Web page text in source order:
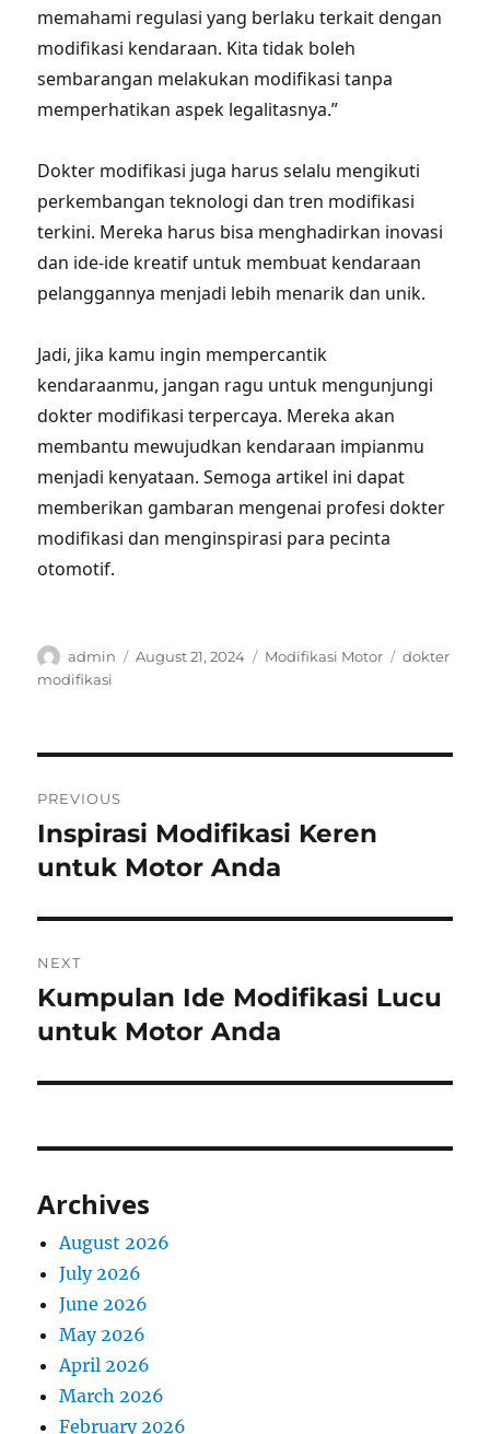
memahami regulasi yang berlaku terkait dengan
modifikasi kendaraan. Kita tidak boleh
sembarangan melakukan modifikasi tanpa
memperhatikan aspek legalitasnya.”
Dokter modifikasi juga harus selalu mengikuti
perkembangan teknologi dan tren modifikasi
terkini. Mereka harus bisa menghadirkan inovasi
dan ide-ide kreatif untuk membuat kendaraan
pelanggannya menjadi lebih menarik dan unik.
Jadi, jika kamu ingin mempercantik
kendaraanmu, jangan ragu untuk mengunjungi
dokter modifikasi terpercaya. Mereka akan
membantu mewujudkan kendaraan impianmu
menjadi kenyataan. Semoga artikel ini dapat
memberikan gambaran mengenai profesi dokter
modifikasi dan menginspirasi para pecinta
otomotif.
Author
admin
Posted
August 21, 2024 Categories
Modifikasi Motor Tags
dokter
modifikasi
navigation
PREVIOUS
Previous
post:
Inspirasi Modifikasi Keren
untuk Motor Anda
NEXT
Next
post:
Kumpulan Ide Modifikasi Lucu
untuk Motor Anda
Archives
August 2026
July 2026
June 2026
May 2026
April 2026
March 2026
February 2026